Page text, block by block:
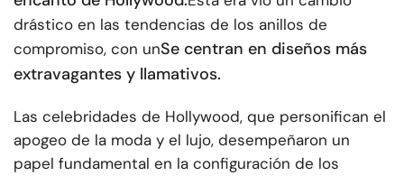
drástico en las tendencias de los anillos de
compromiso, con unSe centran en diseños más
extravagantes y llamativos.
Las celebridades de Hollywood, que personifican el
apogeo de la moda y el lujo, desempeñaron un
papel fundamental en la configuración de los